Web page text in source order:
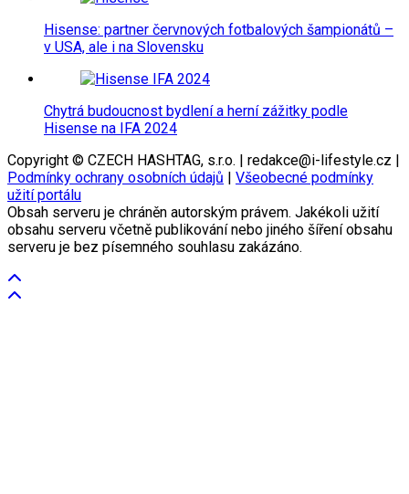
Hisense: partner červnových fotbalových šampionátů –
v USA, ale i na Slovensku
Chytrá budoucnost bydlení a herní zážitky podle
Hisense na IFA 2024
Copyright © CZECH HASHTAG, s.r.o. | redakce@i-lifestyle.cz |
Podmínky ochrany osobních údajů
Všeobecné podmínky
užití portálu
Obsah serveru je chráněn autorským právem. Jakékoli užití
obsahu serveru včetně publikování nebo jiného šíření obsahu
serveru je bez písemného souhlasu zakázáno.